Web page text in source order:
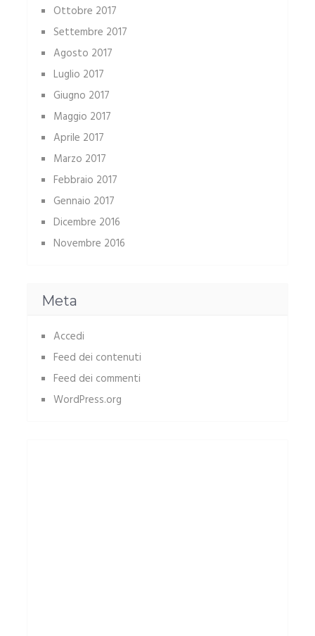
Ottobre 2017
Settembre 2017
Agosto 2017
Luglio 2017
Giugno 2017
Maggio 2017
Aprile 2017
Marzo 2017
Febbraio 2017
Gennaio 2017
Dicembre 2016
Novembre 2016
Meta
Accedi
Feed dei contenuti
Feed dei commenti
WordPress.org